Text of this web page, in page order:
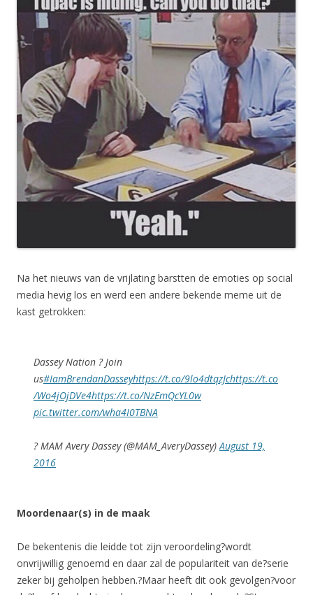
Na het nieuws van de vrijlating barstten de emoties op social
media hevig los en werd een andere bekende meme uit de
kast getrokken:
Dassey Nation ? Join
us#IamBrendanDasseyhttps://t.co/9lo4dtqzJchttps://t.co
/Wo4jOjDVe4https://t.co/NzEmQcYL0w
pic.twitter.com/wha4I0TBNA
? MAM Avery Dassey (@MAM_AveryDassey)August 19,
2016
Moordenaar(s) in de maak
De bekentenis die leidde tot zijn veroordeling?wordt
onvrijwillig genoemd en daar zal de populariteit van de?serie
zeker bij geholpen hebben.?Maar heeft dit ook gevolgen?voor